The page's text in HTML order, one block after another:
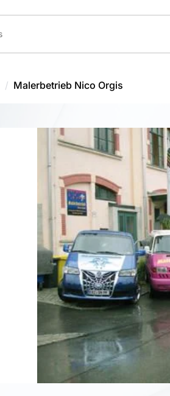
/ Malerbetrieb Nico Orgis